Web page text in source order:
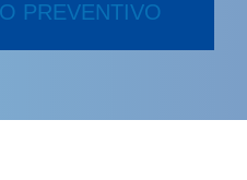
PREVENTIVO